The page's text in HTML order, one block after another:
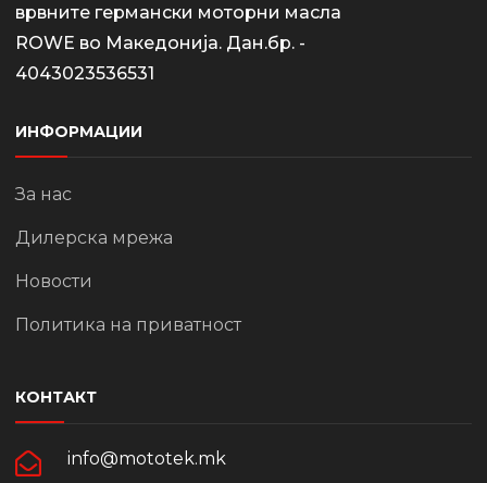
врвните германски моторни масла
ROWE во Македонија. Дан.бр. -
4043023536531
ИНФОРМАЦИИ
За нас
Дилерска мрежа
Новости
Политика на приватност
КОНТАКТ
info@mototek.mk